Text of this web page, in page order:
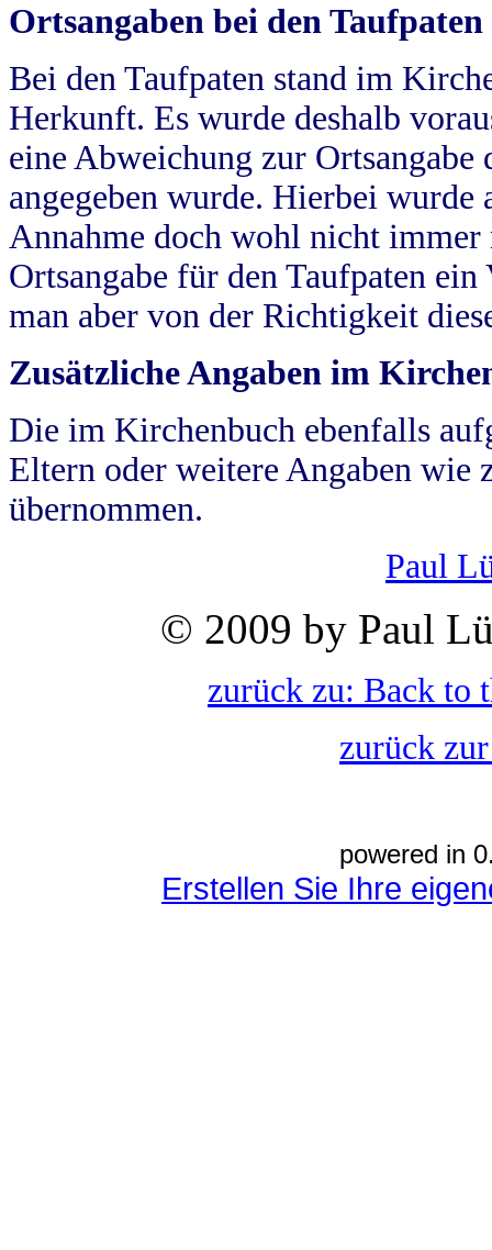
Ortsangaben bei den Taufpaten
Bei den Taufpaten stand im
Herkunft. Es wurde deshalb
eine Abweichung zur
angegeben wurde. Hierbei wurde
Annahme doch wohl nicht
Ortsangabe für den Taufpaten
man aber von der Richtigkeit
Zusätzliche Angaben im
Die im Kirchenbuch ebenfalls
Eltern oder weitere Angaben wie
übernommen.
Paul
© 2009 by Paul
zurück zu: Back to
zurück
powered in
Erstellen Sie Ihre